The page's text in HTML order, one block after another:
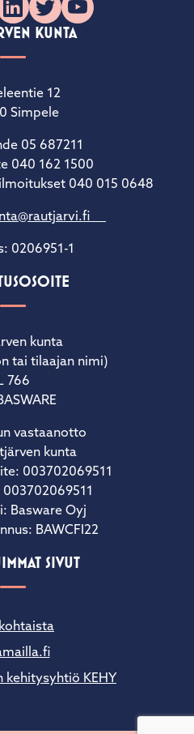
LinkedIn
X YouTube
KUNTA
12
Simpele
05 687211
040 162 1500
040 015 0648
0206951-1
kunta
tai tilaajan nimi)
766
vastaanotto
kunta
003702069511
003702069511
Basware Oyj
BAWCFI22
SIVUT
kehitysyhtiö KEHY